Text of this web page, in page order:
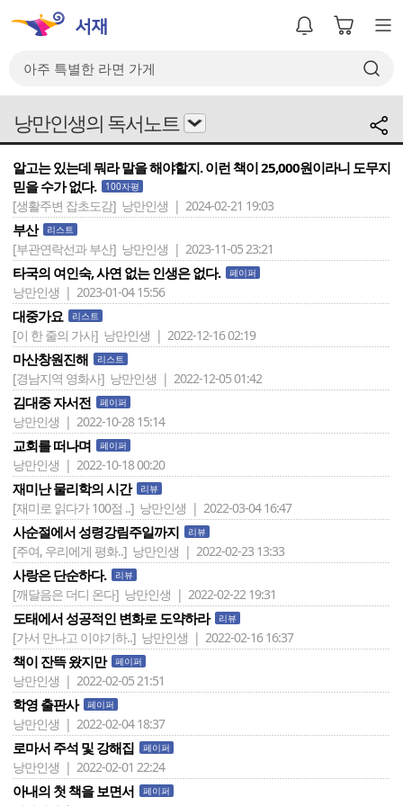
낭만인생의 독서노트
알고는 있는데 뭐라 말을 해야할지. 이런 책이 25,000원이라니 도무지
믿을 수가 없다.
100자평
[생활주변 잡초도감] 낭만인생 | 2024-02-21 19:03
부산 리스트
[부관연락선과 부산] 낭만인생 | 2023-11-05 23:21
타국의 여인숙, 사연 없는 인생은 없다. 페이퍼
낭만인생 | 2023-01-04 15:56
대중가요 리스트
[이 한 줄의 가사] 낭만인생 | 2022-12-16 02:19
마산창원진해 리스트
[경남지역 영화사] 낭만인생 | 2022-12-05 01:42
김대중 자서전 페이퍼
낭만인생 | 2022-10-28 15:14
교회를 떠나며 페이퍼
낭만인생 | 2022-10-18 00:20
재미난 물리학의 시간 리뷰
[재미로 읽다가 100점 ..] 낭만인생 | 2022-03-04 16:47
사순절에서 성령강림주일까지 리뷰
[주여, 우리에게 평화..] 낭만인생 | 2022-02-23 13:33
사랑은 단순하다. 리뷰
[깨달음은 더디 온다] 낭만인생 | 2022-02-22 19:31
도태에서 성공적인 변화로 도약하라 리뷰
[가서 만나고 이야기하..] 낭만인생 | 2022-02-16 16:37
책이 잔뜩 왔지만 페이퍼
낭만인생 | 2022-02-05 21:51
학영 출판사 페이퍼
낭만인생 | 2022-02-04 18:37
로마서 주석 및 강해집 페이퍼
낭만인생 | 2022-02-01 22:24
아내의 첫 책을 보면서 페이퍼